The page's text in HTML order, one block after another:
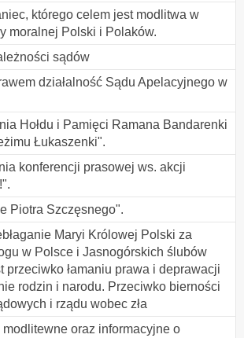
którego celem jest modlitwa w
moralnej Polski i Polaków.
sądów
działalność Sądu Apelacyjnego w
Hołdu i Pamięci Ramana Bandarenki
Łukaszenki".
konferencji prasowej ws. akcji
Piotra Szczęsnego".
Maryi Królowej Polski za
w Polsce i Jasnogórskich ślubów
przeciwko łamaniu prawa i deprawacji
rodzin i narodu. Przeciwko bierności
i rządu wobec zła
oraz informacyjne o